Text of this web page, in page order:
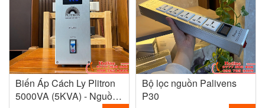
Biến Áp Cách Ly Plitron
5000VA (5KVA) - Nguồn
Bộ lọc nguồn Palivens
P30